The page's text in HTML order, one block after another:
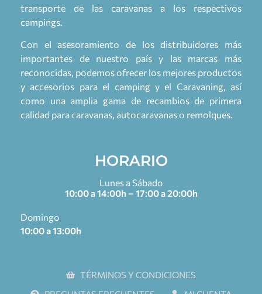
transporte de las caravanas a los respectivos
campings.
Con el asesoramiento de los distribuidores más
importantes de nuestro país y las marcas más
reconocidas, podemos ofrecer los mejores productos
y accesorios para el camping y el Caravaning, así
como una amplia gama de recambios de primera
calidad para caravanas, autocaravanas o remolques.
HORARIO
Lunes a Sábado
10:00 a 14:00h – 17:00 a 20:00h
Domingo
10:00 a 13:00h
TÉRMINOS Y CONDICIONES